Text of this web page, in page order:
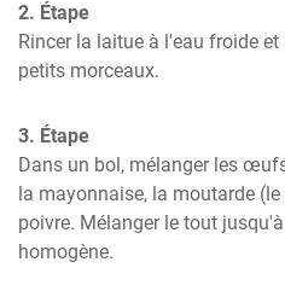
2. Étape
Rincer la laitue à l'eau froide et
petits morceaux.
3. Étape
Dans un bol, mélanger les
la mayonnaise, la moutarde
poivre. Mélanger le tout
homogène.